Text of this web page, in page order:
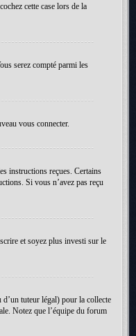
cette case lors de la
serez compté parmi les
vous connecter.
instructions reçues. Certains
Si vous n’avez pas reçu
et soyez plus investi sur le
d’un tuteur légal) pour la collecte
Notez que l’équipe du forum